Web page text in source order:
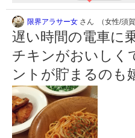
限界アラサー女 さん （女性/須
遅い時間の電車に
チキンがおいしく
ントが貯まるのも